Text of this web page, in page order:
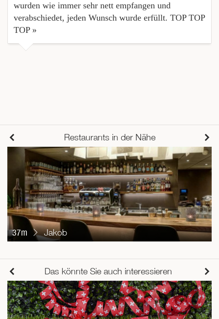
wurden wie immer sehr nett empfangen und
verabschiedet, jeden Wunsch wurde erfüllt. TOP TOP
TOP »
Restaurants in der Nähe
37m Jakob
Das könnte Sie auch interessieren